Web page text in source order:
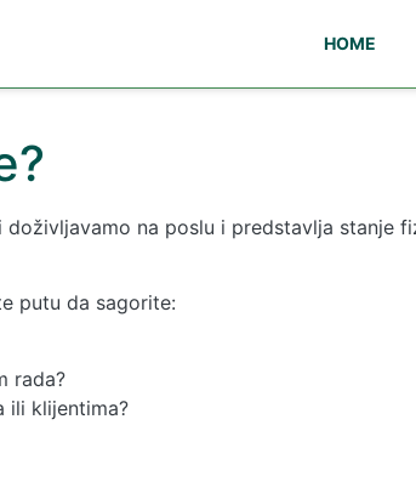
HOME
na poslu i predstavlja stanje
putu da sagorite:
rada?
ili klijentima?